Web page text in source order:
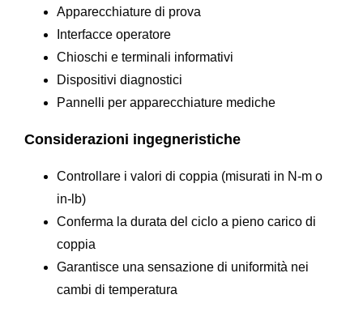
Apparecchiature di prova
Interfacce operatore
Chioschi e terminali informativi
Dispositivi diagnostici
Pannelli per apparecchiature mediche
Considerazioni ingegneristiche
Controllare i valori di coppia (misurati in N-m o
in-lb)
Conferma la durata del ciclo a pieno carico di
coppia
Garantisce una sensazione di uniformità nei
cambi di temperatura